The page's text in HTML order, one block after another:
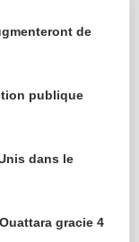
de
publique
dans le
gracie 4